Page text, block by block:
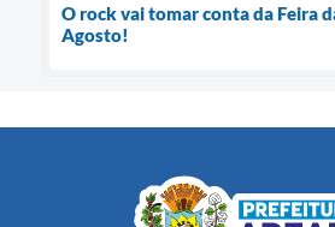
O rock vai tomar conta da Feira
Agosto!